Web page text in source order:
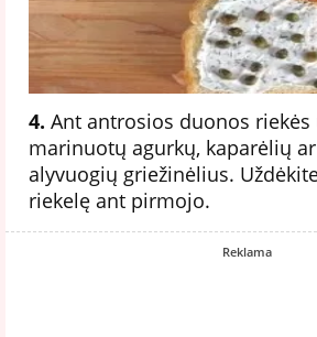
4. Ant antrosios duonos
marinuotų agurkų, kaparėlių
alyvuogių griežinėlius.
riekelę ant pirmojo.
Reklama